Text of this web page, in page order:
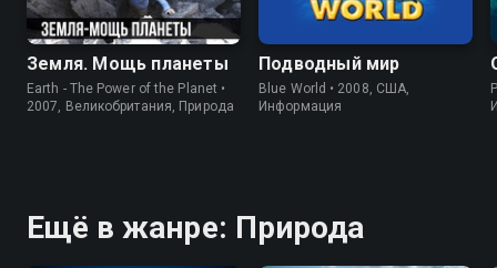
Земля. Мощь планеты
Earth - The Power of the Planet •
2007, Великобритания, Природа
Подводный мир
Blue World • 2008, США,
Информация
Ещё в жанре: Природа